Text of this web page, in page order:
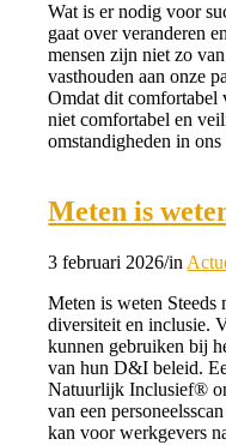
Wat is er nodig voor
gaat over veranderen
mensen zijn niet zo
vasthouden aan onze
Omdat dit
niet comfortabel en
omstandigheden in
Meten is
3 februari 2026/in
Meten is weten Steeds
diversiteit en inclusie.
kunnen gebruiken bij
van hun D&I beleid.
Natuurlijk Inclusief®
van een
kan voor werkgevers